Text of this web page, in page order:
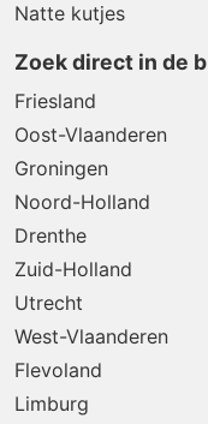
Natte kutjes
Zoek direct in de
Friesland
Oost-Vlaanderen
Groningen
Noord-Holland
Drenthe
Zuid-Holland
Utrecht
West-Vlaanderen
Flevoland
Limburg